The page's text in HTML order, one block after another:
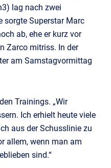
lag nach zwei
sorgte Superstar Marc
ab, ehe er kurz vor
Zarco mitriss. In der
am Samstagvormittag
Trainings. „Wir
Ich erhielt heute viele
aus der Schusslinie zu
allem, wenn man am
sind.“